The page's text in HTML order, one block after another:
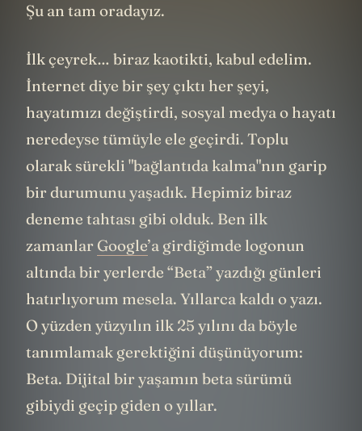
Şu an tam oradayız.
İlk çeyrek… biraz kaotikti, kabul edelim.
İnternet diye bir şey çıktı her şeyi,
hayatımızı değiştirdi, sosyal medya o hayatı
neredeyse tümüyle ele geçirdi. Toplu
olarak sürekli "bağlantıda kalma"nın garip
bir durumunu yaşadık. Hepimiz biraz
deneme tahtası gibi olduk. Ben ilk
zamanlar Google’a girdiğimde logonun
altında bir yerlerde “Beta” yazdığı günleri
hatırlıyorum mesela. Yıllarca kaldı o yazı.
O yüzden yüzyılın ilk 25 yılını da böyle
tanımlamak gerektiğini düşünüyorum:
Beta. Dijital bir yaşamın beta sürümü
gibiydi geçip giden o yıllar.